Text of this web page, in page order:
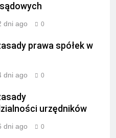
dni ago 0
prawa spółek w
dni ago 0
urzędników
dni ago 0